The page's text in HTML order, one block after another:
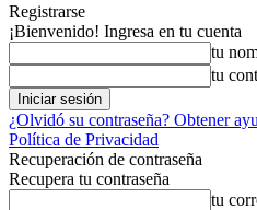
Registrarse
¡Bienvenido! Ingresa en tu cuenta
tu
tu
¿Olvidó su contraseña? Obtener
Política de Privacidad
Recuperación de contraseña
Recupera tu contraseña
tu